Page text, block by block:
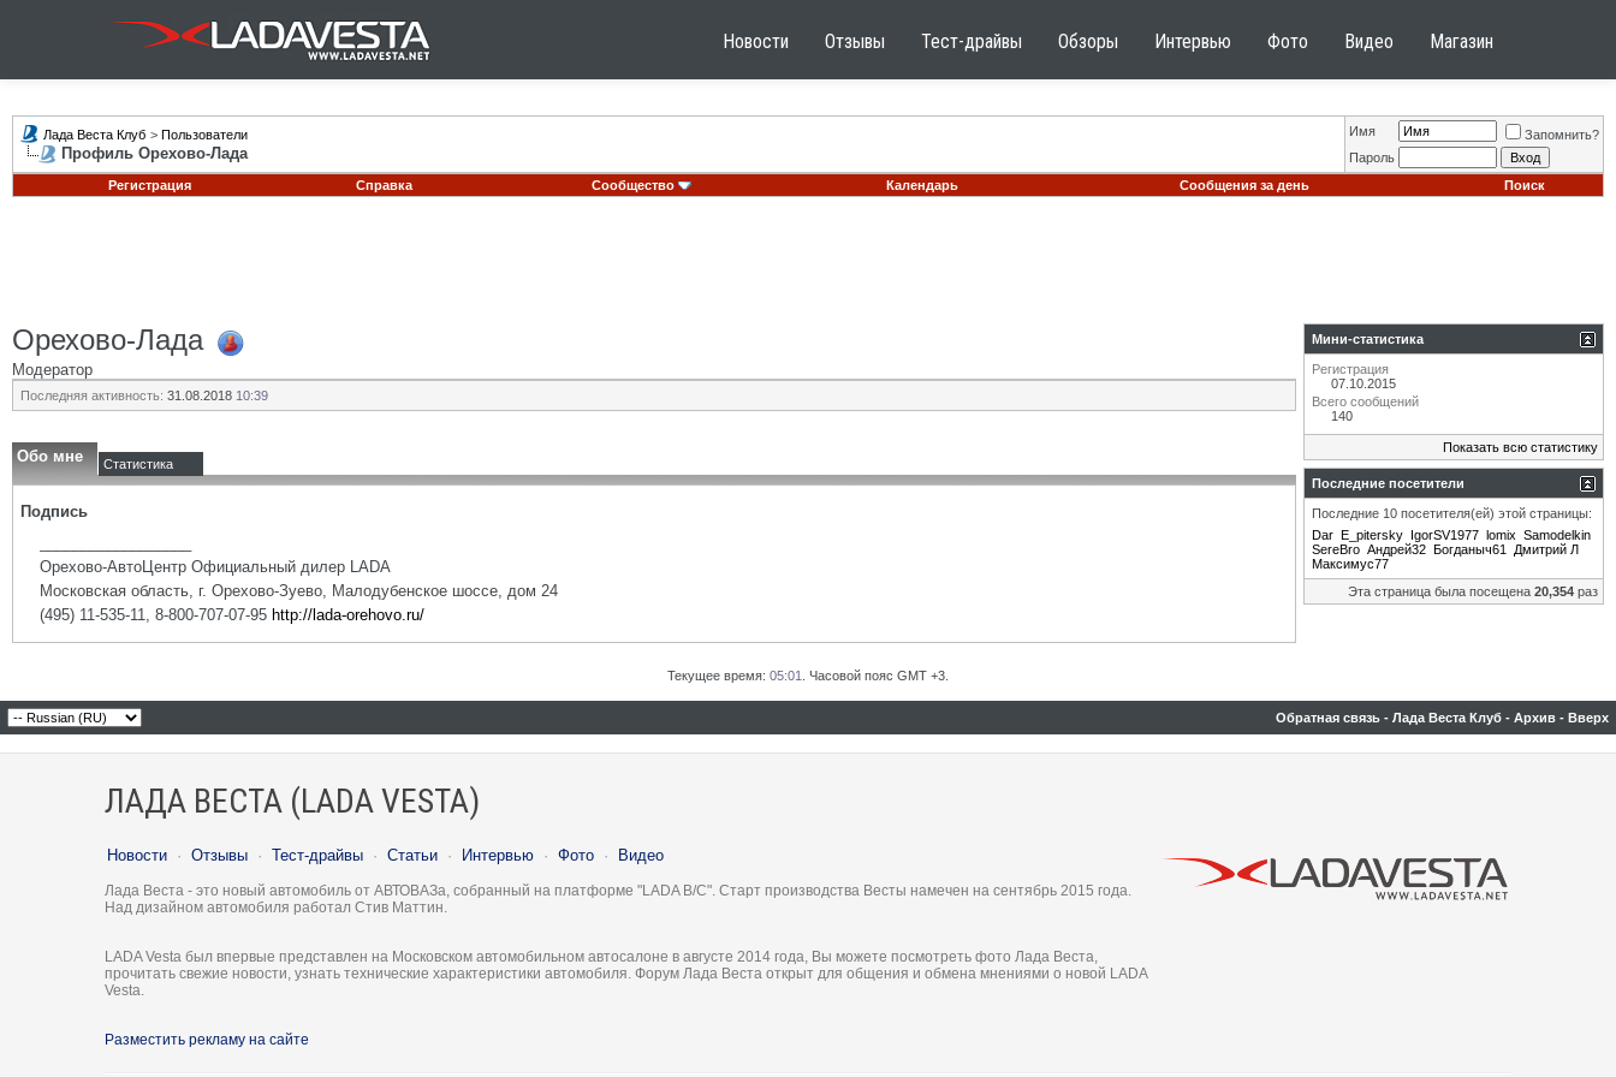
Новости Отзывы Тест-драйвы Обзоры Интервью Фото Видео Магазин
Лада Веста Клуб > Пользователи
Профиль Орехово-Лада
Имя
Запомнить?
Пароль
Регистрация
Справка Сообщество Календарь Сообщения за день Поиск
Орехово-Лада
Модератор
Последняя активность: 31.08.2018 10:39
Обо мне Статистика
Подпись
Орехово-АвтоЦентр Официальный дилер LADA
Московская область, г. Орехово-Зуево, Малодубенское шоссе, дом 24
(495) 11-535-11, 8-800-707-07-95 http://lada-orehovo.ru/
Мини-статистика
Регистрация
07.10.2015
Всего сообщений
140
Показать всю статистику
Последние посетители
Последние 10 посетителя(ей) этой страницы:
Dar E_pitersky IgorSV1977 lomix Samodelkin
SereBro Андрей32 Богданыч61
Дмитрий Л
Максимус77
Эта страница была посещена 20,354 раз
Текущее время: 05:01 . Часовой пояс GMT +3.
Обратная связь - Лада Веста Клуб - Архив - Вверх
ЛАДА ВЕСТА (LADA VESTA)
Новости · Отзывы · Тест-драйвы · Статьи · Интервью · Фото · Видео
Лада Веста - это новый автомобиль от АВТОВАЗа, собранный на платформе "LADA B/C". Старт производства Весты намечен на сентябрь 2015 года.
Над дизайном автомобиля работал Стив Маттин.
LADA Vesta был впервые представлен на Московском автомобильном автосалоне в августе 2014 года, Вы можете посмотреть фото Лада Веста,
прочитать свежие новости, узнать технические характеристики автомобиля. Форум Лада Веста открыт для общения и обмена мнениями о новой LADA
Vesta.
Разместить рекламу на сайте